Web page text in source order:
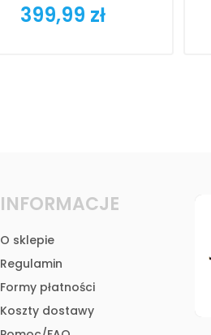
Cena
399,99 zł
INFORMACJE
O sklepie
Regulamin
Formy płatności
Koszty dostawy